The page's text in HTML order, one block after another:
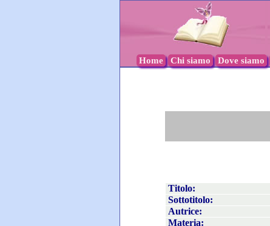
Home Chi siamo Dove siamo
Titolo:
Sottotitolo:
Autrice:
Materia: